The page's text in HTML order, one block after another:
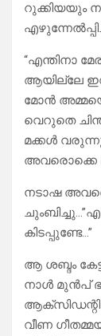
റുക്കിയയും
“എന്തിനാ
ആയില്ലേ
മോൻ
വെറുതെ
മക്കൾ
അവരൊക്കെ
നടാഷ അവരെ
കിടപ്പുണ്ടേ…”
ആ ശബ്ദം
നാൾ മുൻപ്
ആക്‌സിഡന്റിൽ
വീണ